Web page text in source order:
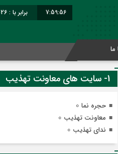
7:59:56 برابر با : Thursday - 6 August - 2026
1- سایت های معاونت تهذیب
حجره نما
معاونت تهذیب
ندای تهذیب